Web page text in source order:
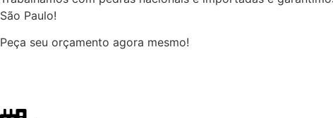
São Paulo!
Peça seu orçamento agora mesmo!